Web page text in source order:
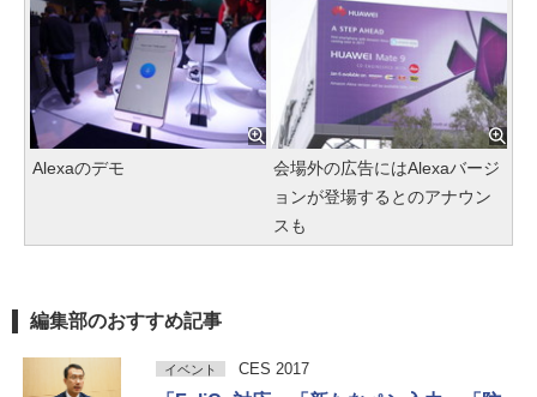
Alexaのデモ
会場外の広告にはAlexaバージ
ョンが登場するとのアナウン
スも
編集部のおすすめ記事
イベント CES 2017